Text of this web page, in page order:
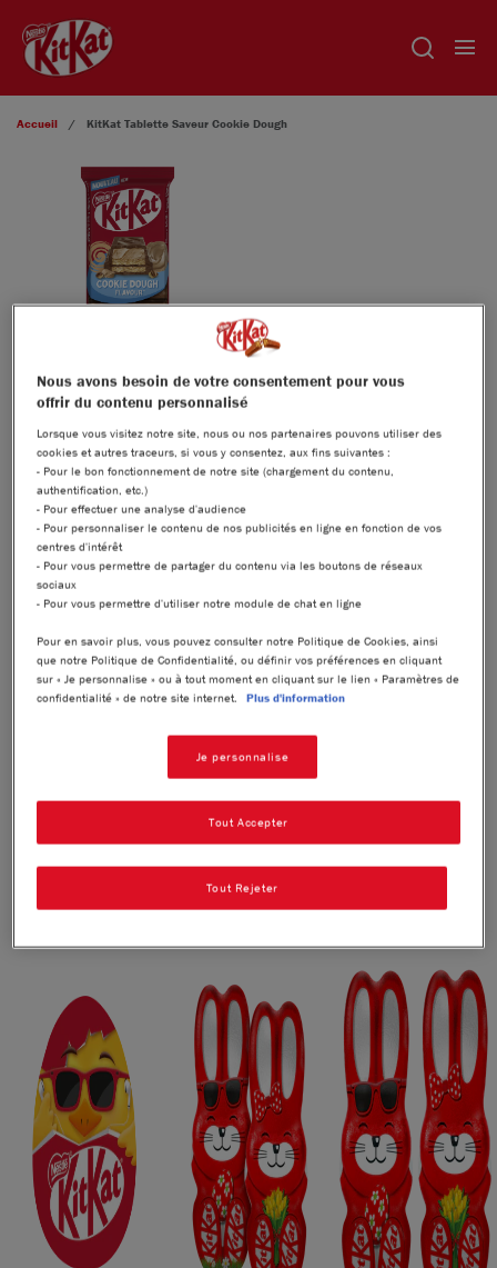
Accueil KitKat Tablette Saveur Cookie Dough​
KITKAT TABLETTE SAVEUR COOKIE
DOUGH​
Laissez-vous séduire par KITKAT®Tablette, une expérience
multisensorielle : l'iconique gaufrette croustillante KITKAT
un cœur onctueux saveur Cookie Dough, enrobés d'un
généreux nappage au chocolat marbré. À consommer à la
Retrouvez nos autres parfums : Caramel Salé, Noisette,
Double Chocolat et Chocolat au Lait.​​
Nous avons besoin de votre consentement pour vous
offrir du contenu personnalisé
Lorsque vous visitez notre site, nous ou nos partenaires pouvons utiliser des
cookies et autres traceurs, si vous y consentez, aux fins suivantes :
- Pour le bon fonctionnement de notre site (chargement du contenu,
authentification, etc.)
- Pour effectuer une analyse d'audience
- Pour personnaliser le contenu de nos publicités en ligne en fonction de vos
centres d'intérêt
- Pour vous permettre de partager du contenu via les boutons de réseaux
sociaux
- Pour vous permettre d'utiliser notre module de chat en ligne
Pour en savoir plus, vous pouvez consulter notre Politique de Cookies, ainsi
que notre Politique de Confidentialité, ou définir vos préférences en cliquant
sur « Je personnalise » ou à tout moment en cliquant sur le lien « Paramètres de
confidentialité » de notre site internet.
Plus d'information
Je personnalise
Tout Rejeter
Tout Accepter